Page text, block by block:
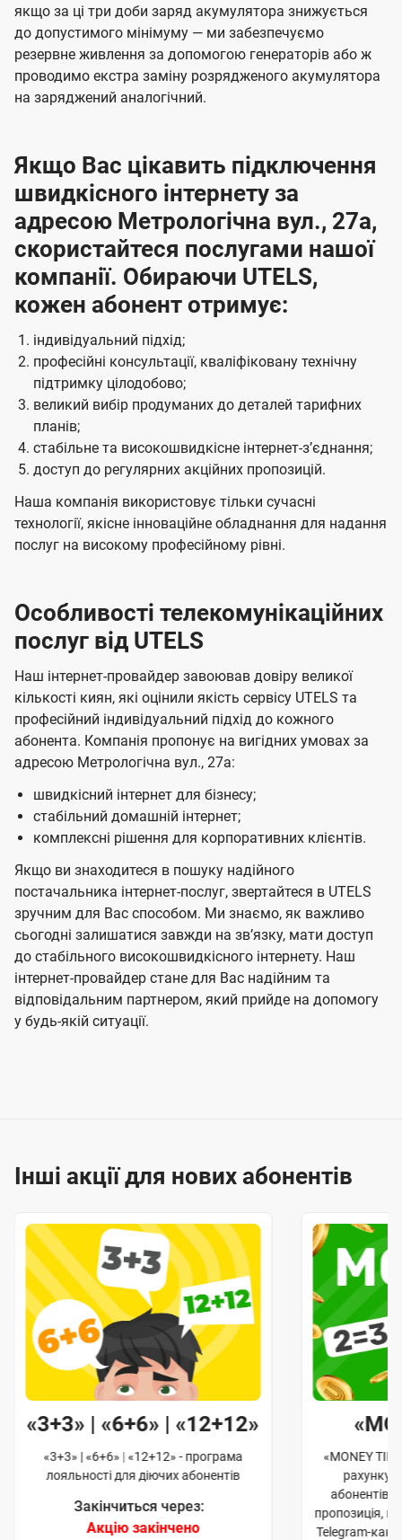
якщо за ці три доби заряд акумулятора знижується
до допустимого мінімуму — ми забезпечуємо
резервне живлення за допомогою генераторів або ж
проводимо екстра заміну розрядженого акумулятора
на заряджений аналогічний.
Якщо Вас цікавить підключення
швидкісного інтернету за
адресою Метрологічна вул., 27а,
скористайтеся послугами нашої
компанії. Обираючи UTELS,
кожен абонент отримує:
індивідуальний підхід;
професійні консультації, кваліфіковану технічну
підтримку цілодобово;
великий вибір продуманих до деталей тарифних
планів;
стабільне та високошвидкісне інтернет-зʼєднання;
доступ до регулярних акційних пропозицій.
Наша компанія використовує тільки сучасні
технології, якісне інноваційне обладнання для надання
послуг на високому професійному рівні.
Особливості телекомунікаційних
послуг від UTELS
Наш інтернет-провайдер завоював довіру великої
кількості киян, які оцінили якість сервісу UTELS та
професійний індивідуальний підхід до кожного
абонента. Компанія пропонує на вигідних умовах за
адресою Метрологічна вул., 27а:
швидкісний інтернет для бізнесу;
стабільний домашній інтернет;
комплексні рішення для корпоративних клієнтів.
Якщо ви знаходитеся в пошуку надійного
постачальника інтернет-послуг, звертайтеся в UTELS
зручним для Вас способом. Ми знаємо, як важливо
сьогодні залишатися завжди на звʼязку, мати доступ
до стабільного високошвидкісного інтернету. Наш
інтернет-провайдер стане для Вас надійним та
відповідальним партнером, який прийде на допомогу
у будь-якій ситуації.
Інші акції для нових абонентів
«3+3» | «6+6» | «12+12»
«3+3» | «6+6» | «12+12» - програма
лояльності для діючих абонентів
Закінчиться через:
Акцію закінчено
«MONEY
рахунку
абонентів.
пропозиція,
Telegram-